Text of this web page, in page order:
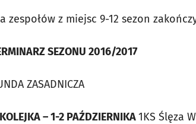
zespołów z miejsc 9-12 sezon
SEZONU 2016/2017
ZASADNICZA
– 1-2 PAŹDZIERNIKA1KS Ślęza